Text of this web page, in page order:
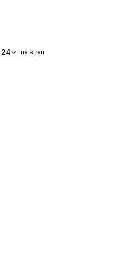
24 na stran